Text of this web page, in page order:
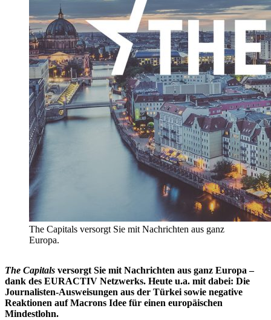
The Capitals versorgt Sie mit Nachrichten aus ganz
Europa.
The Capitals versorgt Sie mit Nachrichten aus ganz Europa –
dank des EURACTIV Netzwerks. Heute u.a. mit dabei: Die
Journalisten-Ausweisungen aus der Türkei sowie negative
Reaktionen auf Macrons Idee für einen europäischen
Mindestlohn.